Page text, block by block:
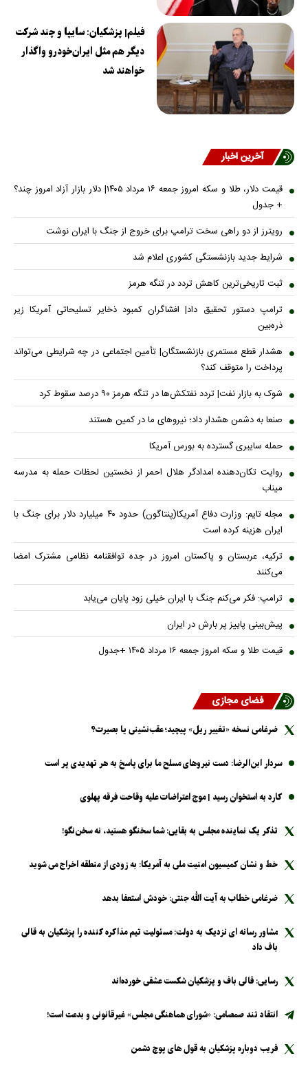
فیلم| پزشکیان: سایپا و چند شرکت
دیگر هم مثل ایران‌خودرو واگذار
خواهند شد
آخرین اخبار
قیمت دلار، طلا و سکه امروز جمعه ۱۶ مرداد ۱۴۰۵| دلار بازار آزاد امروز چند؟
+ جدول
رویترز از دو راهی سخت ترامپ برای خروج از جنگ با ایران نوشت
شرایط جدید بازنشستگی کشوری اعلام شد
ثبت تاریخی‌ترین کاهش تردد در تنگه هرمز
ترامپ دستور تحقیق داد| افشاگران کمبود ذخایر تسلیحاتی آمریکا زیر
ذره‌بین
هشدار قطع مستمری بازنشستگان| تأمین اجتماعی در چه شرایطی می‌تواند
پرداخت را متوقف کند؟
شوک به بازار نفت| تردد نفتکش‌ها در تنگه هرمز ۹۰ درصد سقوط کرد
صنعا به دشمن هشدار داد؛ نیروهای ما در کمین هستند
حمله سایبری گسترده به بورس آمریکا
روایت تکان‌دهنده امدادگر هلال احمر از نخستین لحظات حمله به مدرسه
میناب
مجله تایم: وزارت دفاع آمریکا(پنتاگون) حدود ۴۰ میلیارد دلار برای جنگ با
ایران هزینه کرده است
ترکیه، عربستان و پاکستان امروز در جده توافقنامه نظامی مشترک امضا
می‌کنند
ترامپ: فکر می‌کنم جنگ با ایران خیلی زود پایان می‌یابد
پیش‌بینی پاییز پر بارش در ایران
قیمت طلا و سکه امروز جمعه ۱۶ مرداد ۱۴۰۵ +جدول
فضای مجازی
ضرغامی نسخه «تغییر ریل» پیچید؛ عقب‌نشینی یا بصیرت؟
سردار ابن‌الرضا: دست نیرو‌های مسلح ما برای پاسخ به هر تهدیدی پر است
کارد به استخوان رسید | موج اعتراضات علیه وقاحت فرقه پهلوی
تذکر یک نماینده مجلس به بقایی: شما سخنگو هستید، نه سخن‌نگو!
خط و نشان کمیسیون امنیت ملی به آمریکا: به زودی از منطقه اخراج می شوید
ضرغامی خطاب به آیت الله جنتی: خودش استعفا بدهد
مشاور رسانه ای نزدیک به دولت: مسئولیت تیم مذاکره کننده را پزشکیان به قالی
باف داد
رسایی: قالی باف و پزشکیان شکست عشقی خورده‌اند
انتقاد تند صمصامی: «شورای هماهنگی مجلس» غیرقانونی و بدعت است!
فریب دوباره پزشکیان به قول های پوچ دشمن